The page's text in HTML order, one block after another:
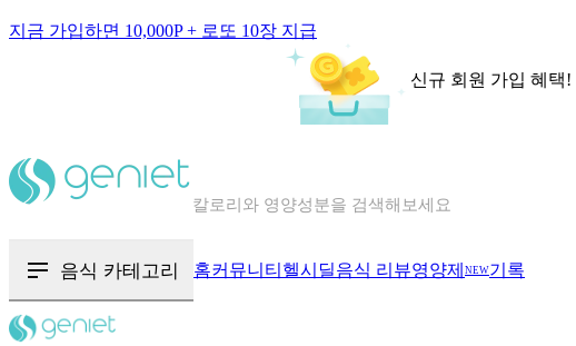
지금 가입하면 10,000P + 로또 10장 지급
신규 회원 가입 혜택!
칼로리와 영양성분을 검색해보세요
음식 카테고리 홈커뮤니티 헬시딜음식 리뷰영양제 NEW기록